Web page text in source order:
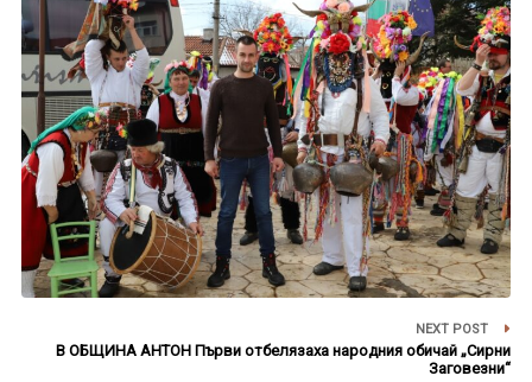
NEXT POST
В ОБЩИНА АНТОН Първи отбелязаха народния обичай „Сирни
Заговезни“